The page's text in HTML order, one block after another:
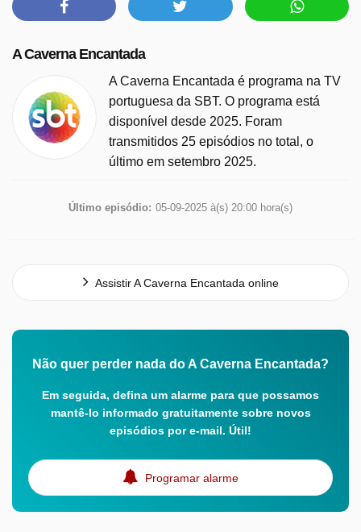
A Caverna Encantada
A Caverna Encantada é programa na TV
portuguesa da SBT. O programa está
disponível desde 2025. Foram
transmitidos 25 episódios no total, o
último em setembro 2025.
Último episódio: 05-09-2025 à(s) 20:00 hora(s)
Assistir A Caverna Encantada online
Não quer perder nada do A Caverna Encantada?
Em seguida, defina um alarme para que possamos
mantê-lo informado gratuitamente sobre novos
episódios por e-mail. Útil!
Programar alarme